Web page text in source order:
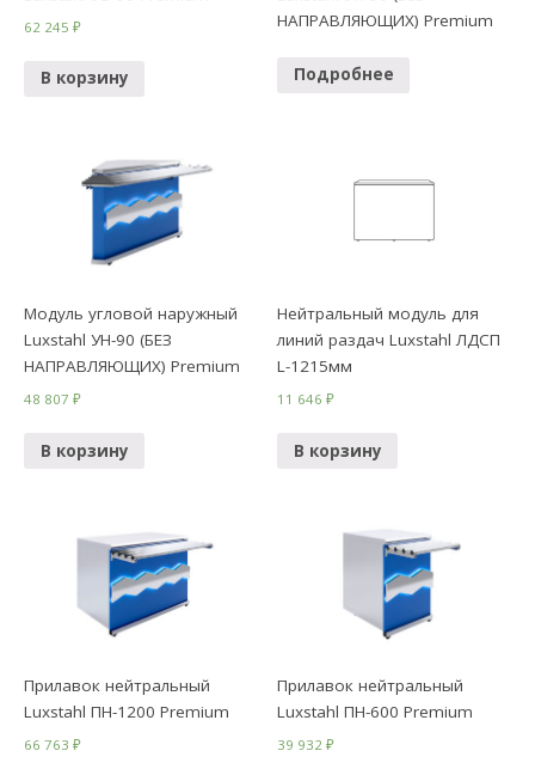
62 245₽
В корзину
НАПРАВЛЯЮЩИХ) Premium
Подробнее
Модуль угловой наружный
Luxstahl УН-90 (БЕЗ
НАПРАВЛЯЮЩИХ) Premium
48 807₽
В корзину
Нейтральный модуль для
линий раздач Luxstahl ЛДСП
L-1215мм
11 646₽
В корзину
Прилавок нейтральный
Luxstahl ПН-1200 Premium
66 763₽
Прилавок нейтральный
Luxstahl ПН-600 Premium
39 932₽